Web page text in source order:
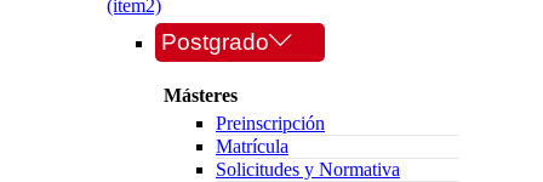
(item2)
Postgrado
Másteres
Preinscripción
Matrícula
Solicitudes y Normativa